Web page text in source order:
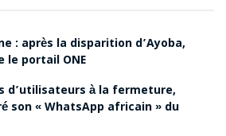
: après la disparition d’Ayoba,
le portail ONE
d’utilisateurs à la fermeture,
son « WhatsApp africain » du